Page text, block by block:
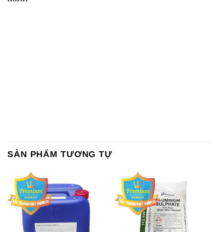
SẢN PHẨM TƯƠNG TỰ